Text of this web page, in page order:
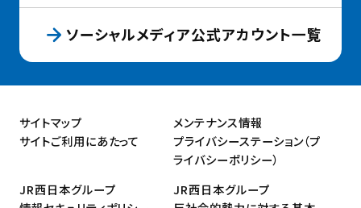
ソーシャルメディア公式アカウント一覧
サイトマップ
メンテナンス情報
サイトご利用にあたって
プライバシーステーション（プ
ライバシーポリシー）
JR西日本グループ
JR西日本グループ